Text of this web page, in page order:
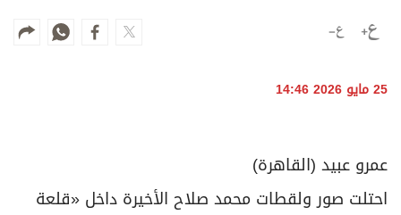
قصة صورة
كاريكتير
25 مايو 2026 14:46
عمرو عبيد (القاهرة)
احتلت صور ولقطات محمد صلاح الأخيرة داخل «قلعة